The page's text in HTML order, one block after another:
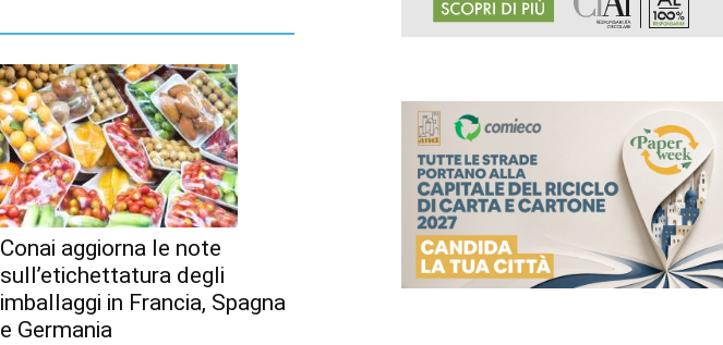
Conai aggiorna le note
sull’etichettatura degli
imballaggi in Francia, Spagna
e Germania